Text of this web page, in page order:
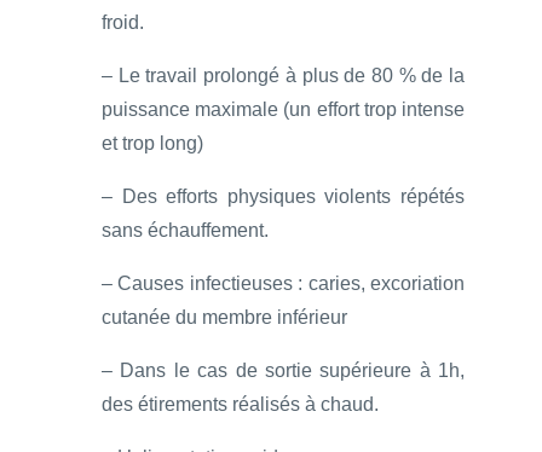
froid.
– Le travail prolongé à plus de 80 % de la
puissance maximale (un effort trop intense
et trop long)
– Des efforts physiques violents répétés
sans échauffement.
– Causes infectieuses : caries, excoriation
cutanée du membre inférieur
– Dans le cas de sortie supérieure à 1h,
des étirements réalisés à chaud.